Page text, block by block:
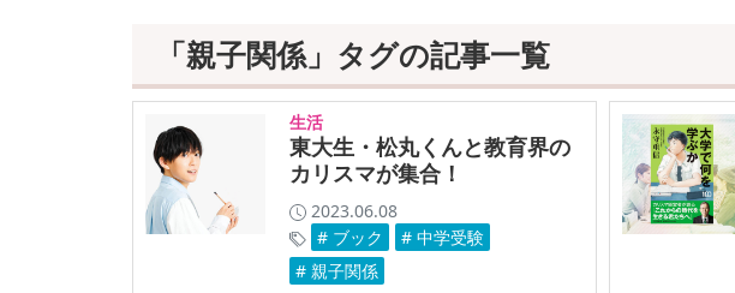
「親子関係」タグの記事一覧
生活
東大生・松丸くんと教育界の
カリスマが集合！
2023.06.08
# ブック
# 中学受験
# 親子関係